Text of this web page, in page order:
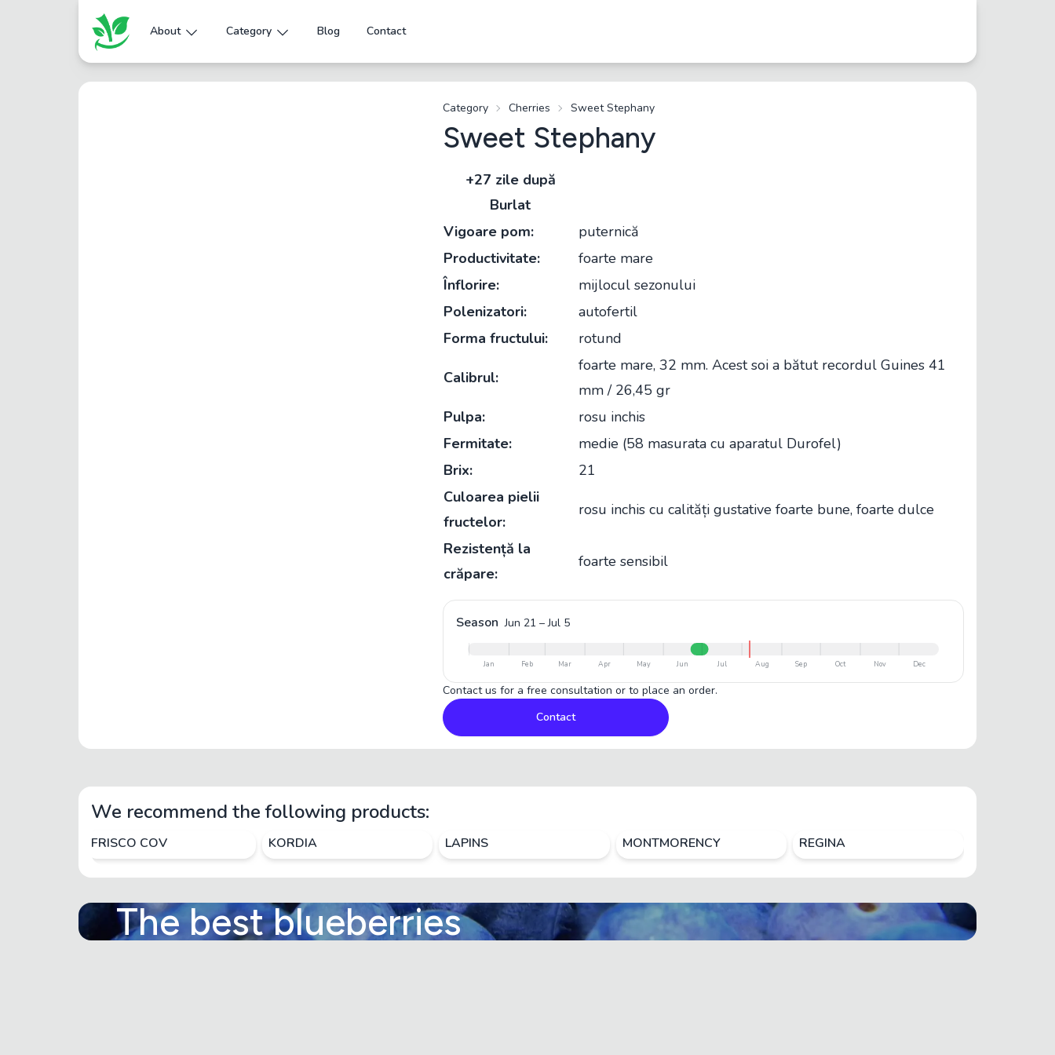
About Category Blog Contact
Category Cherries Sweet Stephany
Sweet Stephany
+27 zile după
Burlat
Vigoare pom:
puternică
Productivitate:
foarte mare
Înflorire:
mijlocul sezonului
Polenizatori:
autofertil
Forma fructului:
rotund
Calibrul:
foarte mare, 32 mm. Acest soi a bătut recordul Guines 41
mm / 26,45 gr
Pulpa:
rosu inchis
Fermitate:
medie (58 masurata cu aparatul Durofel)
Brix:
21
Culoarea pielii
fructelor:
rosu inchis cu calități gustative foarte bune, foarte dulce
Rezistență la
crăpare:
foarte sensibil
Season Jun 21 –Jul 5
Jan Feb Mar Apr May Jun Jul Aug Sep Oct Nov Dec
Contact us for a free consultation or to place an order.
Contact
We recommend the following products:
FRISCO COV KORDIA LAPINS MONTMORENCY REGINA
The best blueberries